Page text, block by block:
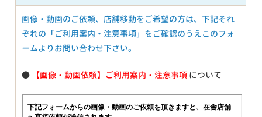
画像・動画のご依頼、店舗移動をご希望の方は、下記それ
ぞれの「ご利用案内・注意事項」をご確認のうえこのフォ
ームよりお問い合わせ下さい。
● 【画像・動画依頼】ご利用案内・注意事項 について